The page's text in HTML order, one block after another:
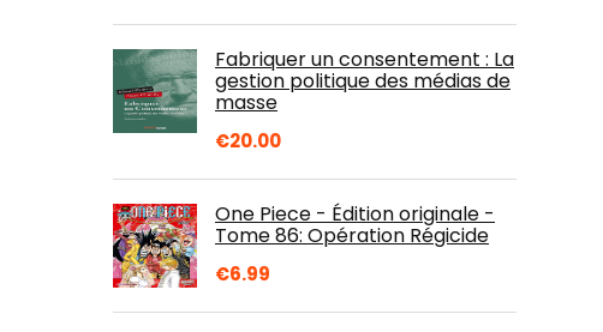
Fabriquer un consentement : La
gestion politique des médias de
masse
€20.00
One Piece - Édition originale -
Tome 86: Opération Régicide
€6.99